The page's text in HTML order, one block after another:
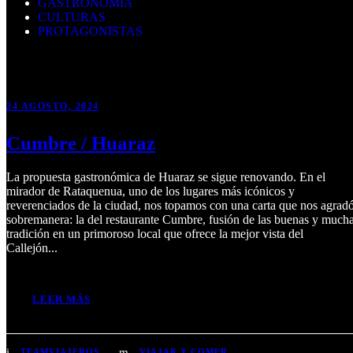
GASTRONOMÍA
CULTURAS
PROTAGONISTAS
24 AGOSTO, 2024
Cumbre / Huaraz
La propuesta gastronómica de Huaraz se sigue renovando. En el
mirador de Rataquenua, uno de los lugares más icónicos y
reverenciados de la ciudad, nos topamos con una carta que nos
sobremanera: la del restaurante Cumbre, fusión de las buenas y
tradición en un primoroso local que ofrece la mejor vista del
Callejón...
LEER MÁS